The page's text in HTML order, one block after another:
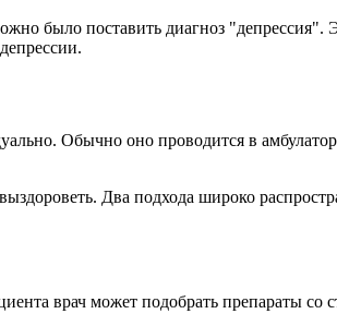
было поставить диагноз "депрессия".
Обычно оно проводится в
Два подхода широко
врач может подобрать препараты